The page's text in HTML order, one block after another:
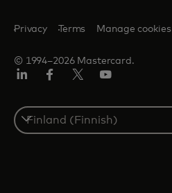
© 1994–2026 Mastercard.
Privacy Terms Manage cookies
Select
a
country